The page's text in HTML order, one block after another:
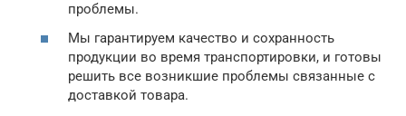
проблемы.
Мы гарантируем качество и сохранность
продукции во время транспортировки, и готовы
решить все возникшие проблемы связанные с
доставкой товара.